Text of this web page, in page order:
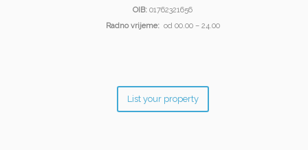
OIB: 01762321656
Radno vrijeme: od 00.00 – 24.00
List your property